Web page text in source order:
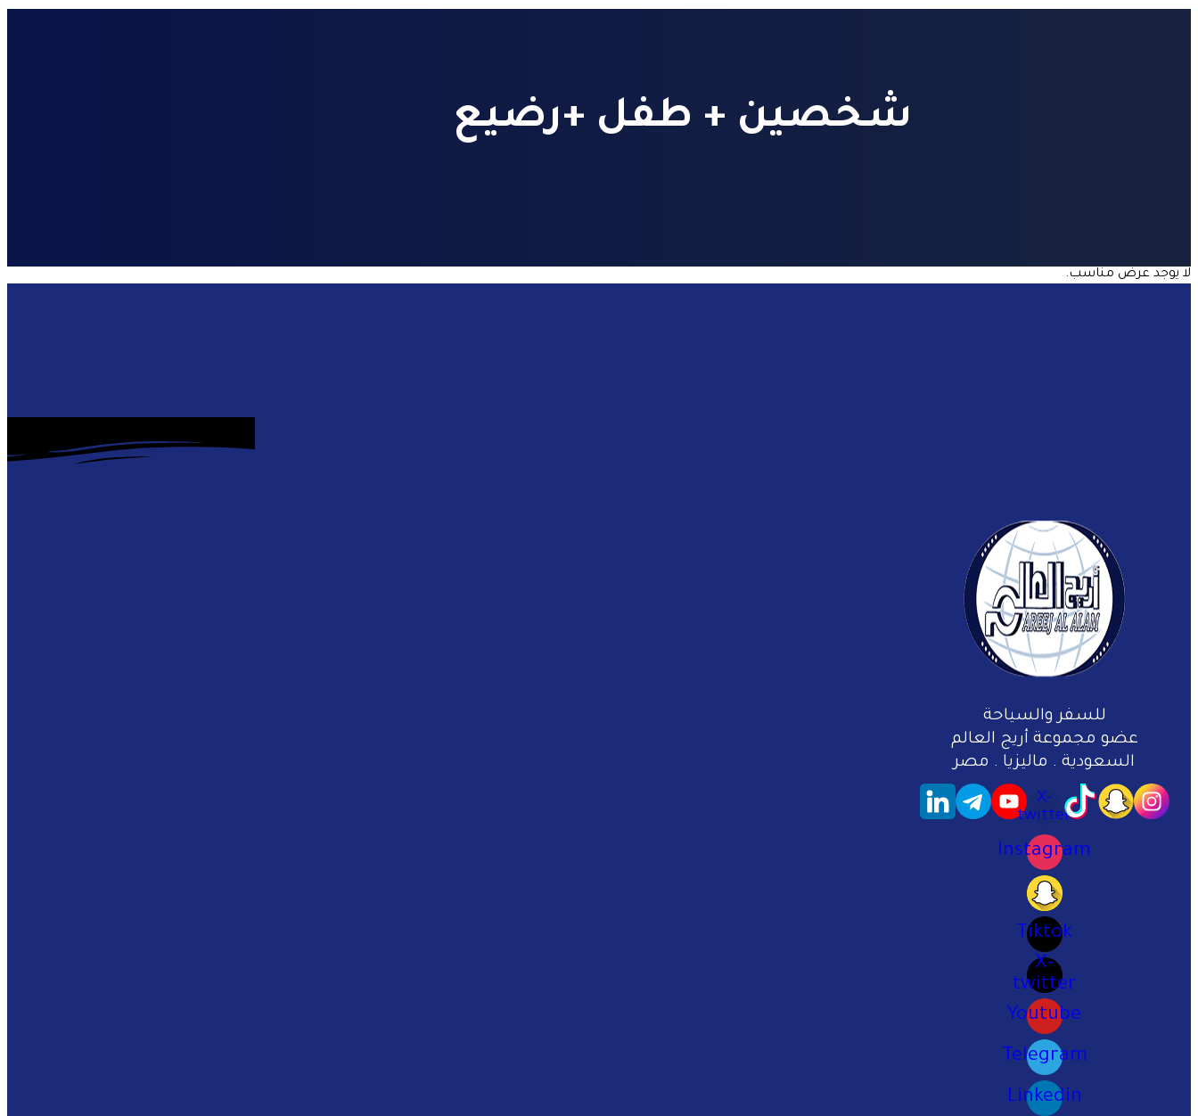
شخصين + طفل +رضيع
لا يوجد عرض مناسب.
للسفر والسياحة
عضو مجموعة أريج العالم
السعودية . ماليزيا . مصر
X-
twitter
Instagram
Tiktok
X-
twitter
Youtube
Telegram
Linkedin